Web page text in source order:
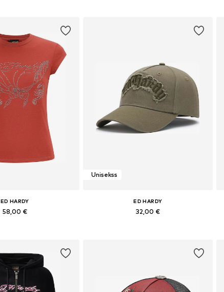
ED HARDY
58,00 €
Unisekss
ED HARDY
32,00 €